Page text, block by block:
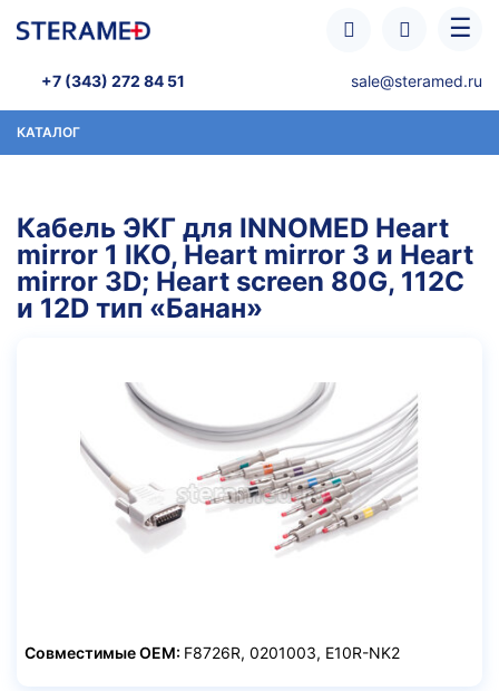
☰
+7 (343) 272 84 51 sale@steramed.ru
КАТАЛОГ
Кабель ЭКГ для INNOMED Heart
mirror 1 IKO, Heart mirror 3 и Heart
mirror 3D; Heart screen 80G, 112C
и 12D тип «Банан»
Совместимые OEM: F8726R, 0201003​, E10R-NK2